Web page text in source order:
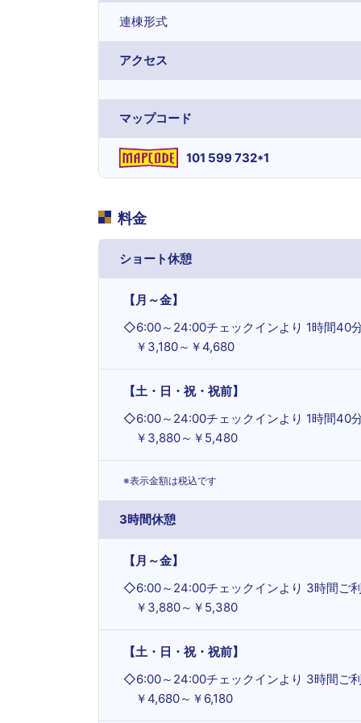
連棟形式
アクセス
マップコード
101 599 732*1
料金
ショート休憩
【月～金】
◇6:00～24:00チェックインより 1時間40
￥3,180～￥4,680
【土・日・祝・祝前】
◇6:00～24:00チェックインより 1時間40
￥3,880～￥5,480
※表示金額は税込です
3時間休憩
【月～金】
◇6:00～24:00チェックインより 3時間ご
￥3,880～￥5,380
【土・日・祝・祝前】
◇6:00～24:00チェックインより 3時間ご
￥4,680～￥6,180